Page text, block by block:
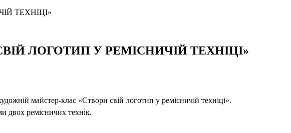
ТЕХНІЦІ»
ЛОГОТИП У РЕМІСНИЧІЙ ТЕХНІЦІ»
майстер-клас «Створи свій логотип у ремісничій техніці».
двох ремісничих технік.